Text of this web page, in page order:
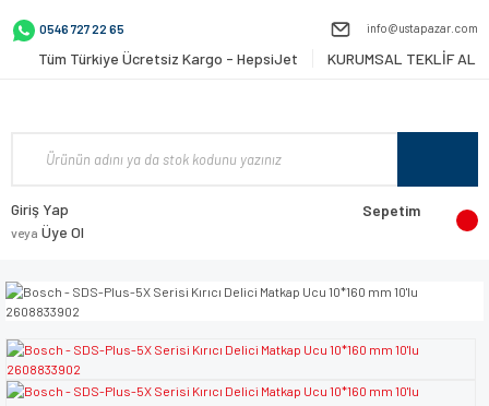
0546 727 22 65 info@ustapazar.com
Tüm Türkiye Ücretsiz Kargo - HepsiJet KURUMSAL TEKLİF AL
Giriş Yap
veya Üye Ol
Sepetim